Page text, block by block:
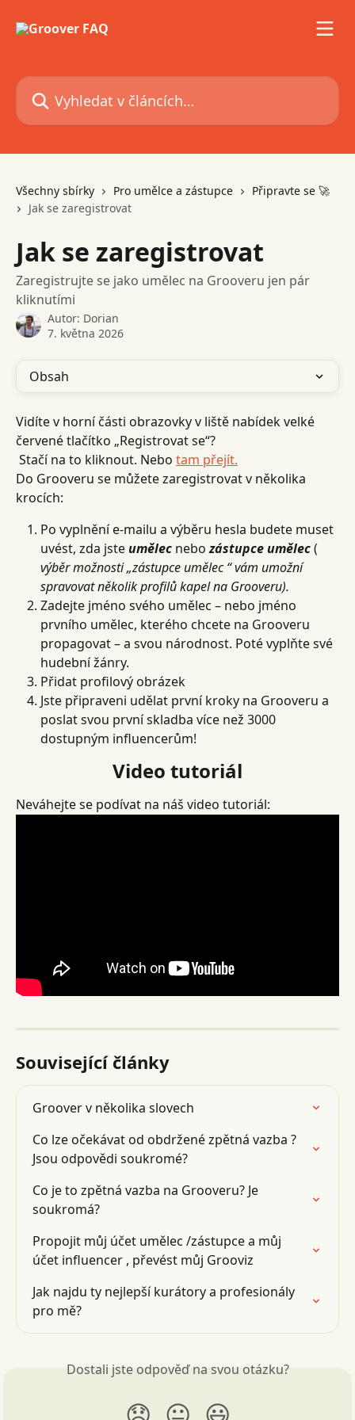
Vyhledat v článcích…
Všechny sbírky Pro umělce a zástupce
Připravte se 🚀
Jak se zaregistrovat
Jak se zaregistrovat
Zaregistrujte se jako umělec na Grooveru jen pár
kliknutími
Autor: Dorian
7. května 2026
Obsah
Vidíte v horní části obrazovky v liště nabídek velké
červené tlačítko „Registrovat se“?
Stačí na to kliknout. Nebo tam přejít.
Do Grooveru se můžete zaregistrovat v několika
krocích:
Po vyplnění e-mailu a výběru hesla budete muset
uvést, zda jste umělec nebo zástupce umělec (
výběr možnosti „zástupce umělec “ vám umožní
spravovat několik profilů kapel na Grooveru).
Zadejte jméno svého umělec – nebo jméno
prvního umělec, kterého chcete na Grooveru
propagovat – a svou národnost. Poté vyplňte své
hudební žánry.
Přidat profilový obrázek
Jste připraveni udělat první kroky na Grooveru a
poslat svou první skladba více než 3000
dostupným influencerům!
Video tutoriál
Neváhejte se podívat na náš video tutoriál:
Související články
Groover v několika slovech
Co lze očekávat od obdržené zpětná vazba ?
Jsou odpovědi soukromé?
Co je to zpětná vazba na Grooveru? Je
soukromá?
Propojit můj účet umělec /zástupce a můj
účet influencer , převést můj Grooviz
Jak najdu ty nejlepší kurátory a profesionály
pro mě?
Dostali jste odpověď na svou otázku?